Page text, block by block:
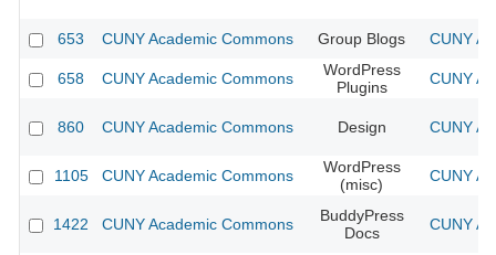
653 CUNY Academic Commons Group Blogs CUNY
658 CUNY Academic Commons
WordPress
Plugins
CUNY
860 CUNY Academic Commons Design CUNY
1105 CUNY Academic Commons
WordPress
(misc)
CUNY
1422 CUNY Academic Commons
BuddyPress
Docs
CUNY